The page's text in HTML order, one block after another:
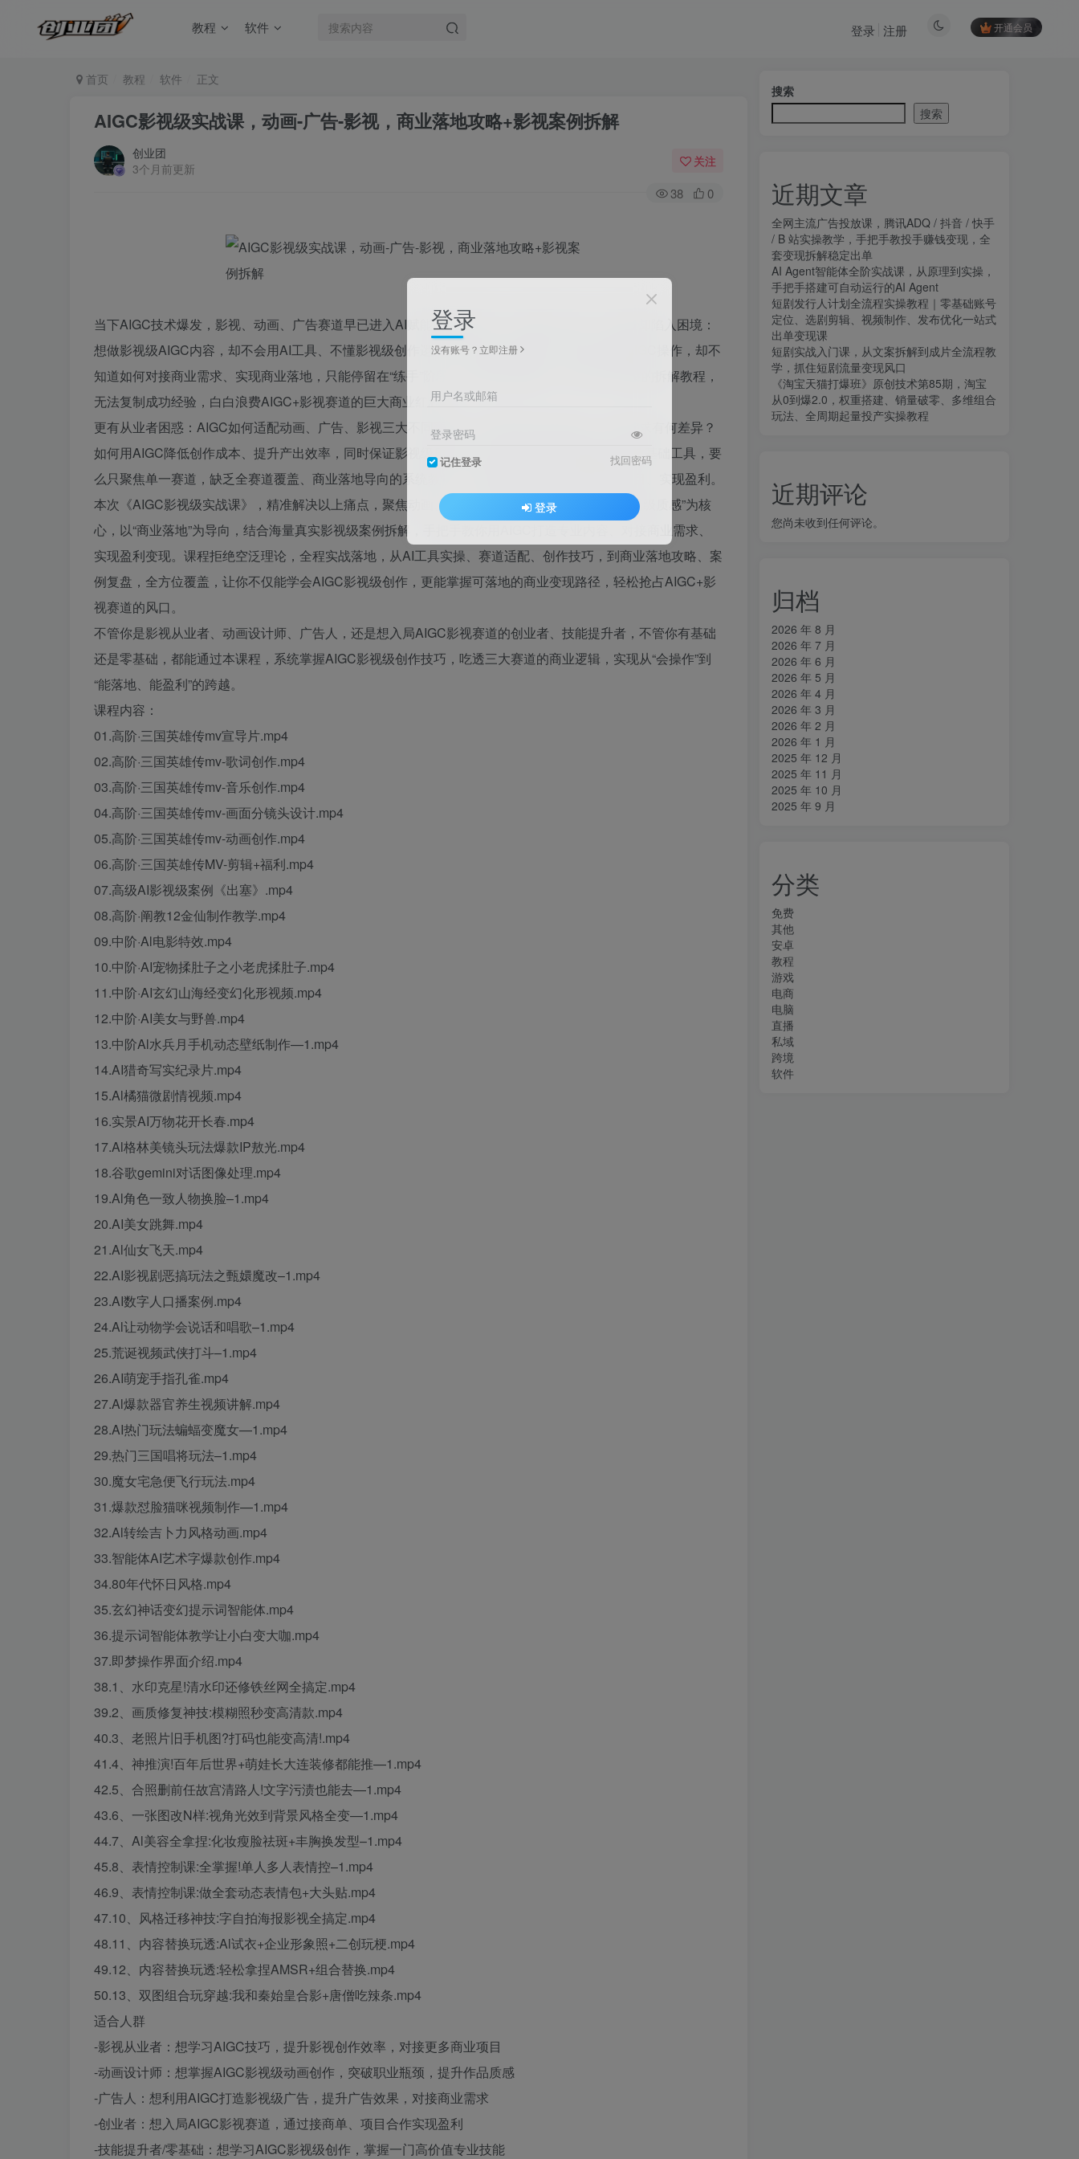
教程 软件 开通会员
登录 注册
首页 教程 软件 正文
AIGC影视级实战课，动画-广告-影视，​商业落地攻略+影视案例拆解
创业团
3个月前更新
关注
38 0
当下AIGC技术爆发，影视、动画、广告赛道早已进入AI赋能的全新阶段，但很多从业者、创业者却陷入困境：
想做影视级AIGC内容，却不会用AI工具、不懂影视级创作逻辑、做不出专业质感；掌握了基础AIGC操作，却不
知道如何对接商业需求、实现商业落地，只能停留在“练手”阶段；想借鉴优质案例，却找不到完整的拆解教程，
无法复制成功经验，白白浪费AIGC+影视赛道的巨大商业红利。
更有从业者困惑：AIGC如何适配动画、广告、影视三大不同赛道？不同赛道的创作逻辑、商业需求有何差异？
如何用AIGC降低创作成本、提升产出效率，同时保证影视级质感？市面上大多AIGC课程要么只教基础工具，要
么只聚焦单一赛道，缺乏全赛道覆盖、商业落地导向的系统教学，导致学完依旧无法对接商业项目、实现盈利。
本次《AIGC影视级实战课》，精准解决以上痛点，聚焦动画、广告、影视三大核心赛道，以“影视级质感”为核
心，以“商业落地”为导向，结合海量真实影视级案例拆解，手把手教你用AIGC打造专业内容、对接商业需求、
实现盈利变现。课程拒绝空泛理论，全程实战落地，从AI工具实操、赛道适配、创作技巧，到商业落地攻略、案
例复盘，全方位覆盖，让你不仅能学会AIGC影视级创作，更能掌握可落地的商业变现路径，轻松抢占AIGC+影
视赛道的风口。
不管你是影视从业者、动画设计师、广告人，还是想入局AIGC影视赛道的创业者、技能提升者，不管你有基础
还是零基础，都能通过本课程，系统掌握AIGC影视级创作技巧，吃透三大赛道的商业逻辑，实现从“会操作”到
“能落地、能盈利”的跨越。
课程内容：
01.高阶·三国英雄传mv宣导片.mp4
02.高阶·三国英雄传mv-歌词创作.mp4
03.高阶·三国英雄传mv-音乐创作.mp4
04.高阶·三国英雄传mv-画面分镜头设计.mp4
05.高阶·三国英雄传mv-动画创作.mp4
06.高阶·三国英雄传MV-剪辑+福利.mp4
07.高级AI影视级案例《出塞》.mp4
08.高阶·阐教12金仙制作教学.mp4
09.中阶·Al电影特效.mp4
10.中阶·AI宠物揉肚子之小老虎揉肚子.mp4
11.中阶·AI玄幻山海经变幻化形视频.mp4
12.中阶·AI美女与野兽.mp4
13.中阶Al水兵月手机动态壁纸制作—1.mp4
14.AI猎奇写实纪录片.mp4
15.Al橘猫微剧情视频.mp4
16.实景AI万物花开长春.mp4
17.Al格林美镜头玩法爆款IP敖光.mp4
18.谷歌gemini对话图像处理.mp4
19.Al角色一致人物换脸–1.mp4
20.AI美女跳舞.mp4
21.Al仙女飞天.mp4
22.AI影视剧恶搞玩法之甄嬛魔改–1.mp4
23.AI数字人口播案例.mp4
24.Al让动物学会说话和唱歌–1.mp4
25.荒诞视频武侠打斗–1.mp4
26.AI萌宠手指孔雀.mp4
27.Al爆款器官养生视频讲解.mp4
28.AI热门玩法蝙蝠变魔女—1.mp4
29.热门三国唱将玩法–1.mp4
30.魔女宅急便飞行玩法.mp4
31.爆款怼脸猫咪视频制作—1.mp4
32.Al转绘吉卜力风格动画.mp4
33.智能体AI艺术字爆款创作.mp4
34.80年代怀日风格.mp4
35.玄幻神话变幻提示词智能体.mp4
36.提示词智能体教学让小白变大咖.mp4
37.即梦操作界面介绍.mp4
38.1、水印克星!清水印还修铁丝网全搞定.mp4
39.2、画质修复神技:模糊照秒变高清款.mp4
40.3、老照片旧手机图?打码也能变高清!.mp4
41.4、神推演!百年后世界+萌娃长大连装修都能推—1.mp4
42.5、合照删前任故宫清路人!文字污渍也能去—1.mp4
43.6、一张图改N样:视角光效到背景风格全变—1.mp4
44.7、Al美容全拿捏:化妆瘦脸祛斑+丰胸换发型–1.mp4
45.8、表情控制课:全掌握!单人多人表情控–1.mp4
46.9、表情控制课:做全套动态表情包+大头贴.mp4
47.10、风格迁移神技:字自拍海报影视全搞定.mp4
48.11、内容替换玩透:Al试衣+企业形象照+二创玩梗.mp4
49.12、内容替换玩透:轻松拿捏AMSR+组合替换.mp4
50.13、双图组合玩穿越:我和秦始皇合影+唐僧吃辣条.mp4
适合人群
-影视从业者：想学习AIGC技巧，提升影视创作效率，对接更多商业项目
-动画设计师：想掌握AIGC影视级动画创作，突破职业瓶颈，提升作品质感
-广告人：想利用AIGC打造影视级广告，提升广告效果，对接商业需求
-创业者：想入局AIGC影视赛道，通过接商单、项目合作实现盈利
-技能提升者/零基础：想学习AIGC影视级创作，掌握一门高价值专业技能
搜索
搜索
近期文章
全网主流广告投放课，腾讯ADQ / 抖音 / 快手
/ B 站实操教学，手把手教投手赚钱变现，全
套变现拆解稳定出单
AI Agent智能体全阶实战课，从原理到实操，
手把手搭建可自动运行的AI Agent
短剧发行人计划全流程实操教程｜零基础账号
定位、选剧剪辑、视频制作、发布优化一站式
出单变现课​
短剧实战入门课，从文案拆解到成片全流程教
学，抓住短剧流量变现风口
《淘宝天猫打爆班》原创技术第85期，淘宝
从0到爆2.0，权重搭建、销量破零、多维组合
玩法、全周期起量投产实操教程
近期评论
您尚未收到任何评论。
归档
2026 年 8 月
2026 年 7 月
2026 年 6 月
2026 年 5 月
2026 年 4 月
2026 年 3 月
2026 年 2 月
2026 年 1 月
2025 年 12 月
2025 年 11 月
2025 年 10 月
2025 年 9 月
分类
免费
其他
安卓
教程
游戏
电商
电脑
直播
私域
跨境
软件
登录
没有账号？立即注册
用户名或邮箱
登录密码
记住登录 找回密码
登录